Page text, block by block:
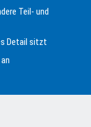
Teil- und
Detail sitzt